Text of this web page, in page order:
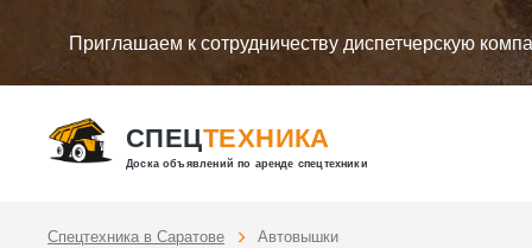
Приглашаем к сотрудничеству диспетчерскую
СПЕЦТЕХНИКА
Доска объявлений по аренде спецтехники
Спецтехника в Саратове Автовышки